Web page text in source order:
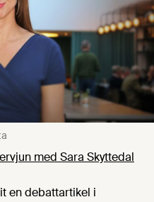
med Sara Skyttedal
en debattartikel i